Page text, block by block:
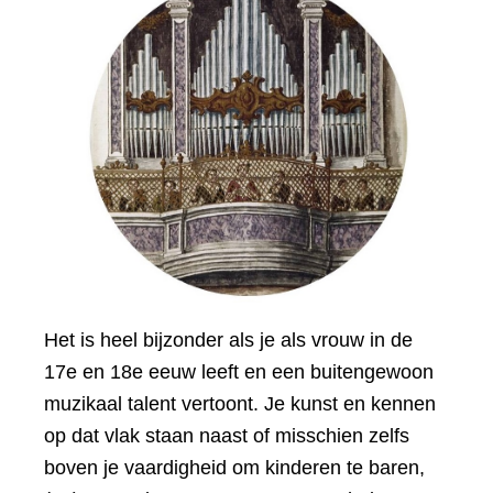
Het is heel bijzonder als je als vrouw in de
17e en 18e eeuw leeft en een buitengewoon
muzikaal talent vertoont. Je kunst en kennen
op dat vlak staan naast of misschien zelfs
boven je vaardigheid om kinderen te baren,